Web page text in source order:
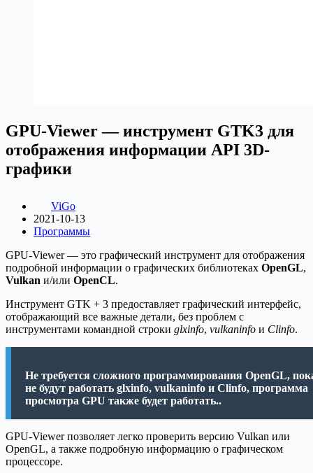
GPU-Viewer — инструмент GTK3 для
отображения информации API 3D-
графики
ViGo
2021-10-13
Программы
GPU-Viewer — это графический инструмент для отображения
подробной информации о графических библиотеках OpenGL,
Vulkan и/или OpenCL.
Инструмент GTK + 3 предоставляет графический интерфейс,
отображающий все важные детали, без проблем с
инструментами командной строки glxinfo, vulkaninfo и Clinfo.
Не требуется сложного программирования OpenGL,
не будут работать glxinfo, vulkaninfo и Clinfo, программа
просмотра GPU также будет работать..
GPU-Viewer позволяет легко проверить версию Vulkan или
OpenGL, а также подробную информацию о графическом
процессоре.